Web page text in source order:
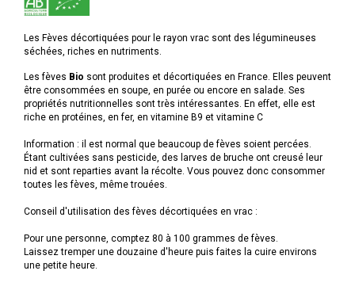
Les Fèves décortiquées pour le rayon vrac sont des légumineuses
séchées, riches en nutriments.
Les fèves Bio sont produites et décortiquées en France. Elles peuvent
être consommées en soupe, en purée ou encore en salade. Ses
propriétés nutritionnelles sont très intéressantes. En effet, elle est
riche en protéines, en fer, en vitamine B9 et vitamine C
Information : il est normal que beaucoup de fèves soient percées.
Étant cultivées sans pesticide, des larves de bruche ont creusé leur
nid et sont reparties avant la récolte. Vous pouvez donc consommer
toutes les fèves, même trouées.
Conseil d'utilisation des fèves décortiquées en vrac :
Pour une personne, comptez 80 à 100 grammes de fèves.
Laissez tremper une douzaine d'heure puis faites la cuire environs
une petite heure.